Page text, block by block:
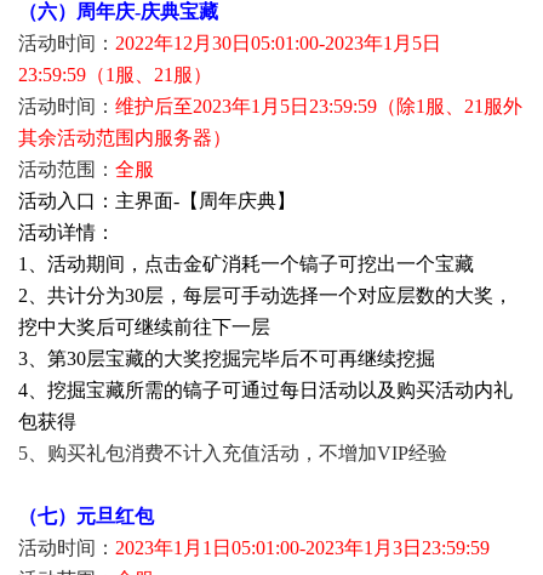
（六）周年庆-庆典宝藏
活动时间： 2022年12月30日05:01:00-2023年1月5日
23:59:59（1服、21服）
活动时间： 维护后至2023年1月5日23:59:59（除1服、21服外
其余活动范围内服务器）
活动范围： 全服
活动入口：主界面-【周年庆典】
活动详情：
1、活动期间，点击金矿消耗一个镐子可挖出一个宝藏
2、共计分为30层，每层可手动选择一个对应层数的大奖，
挖中大奖后可继续前往下一层
3、第30层宝藏的大奖挖掘完毕后不可再继续挖掘
4、挖掘宝藏所需的镐子可通过每日活动以及购买活动内礼
包获得
5、购买礼包消费不计入充值活动，不增加VIP经验
（七）元旦红包
活动时间： 2023年1月1日05:01:00-2023年1月3日23:59:59